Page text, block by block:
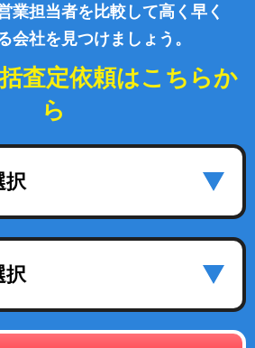
業担当者を比較して高く早く
会社を見つけましょう。
査定依頼はこちらか
ら
択
択